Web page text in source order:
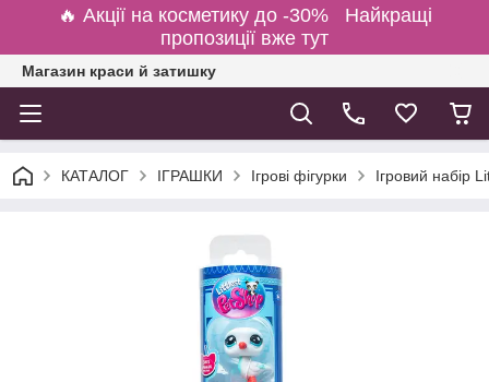
🔥 Акції на косметику до -30% Найкращі
пропозиції вже тут
Магазин краси й затишку
КАТАЛОГ ІГРАШКИ Ігрові фігурки Ігровий набір